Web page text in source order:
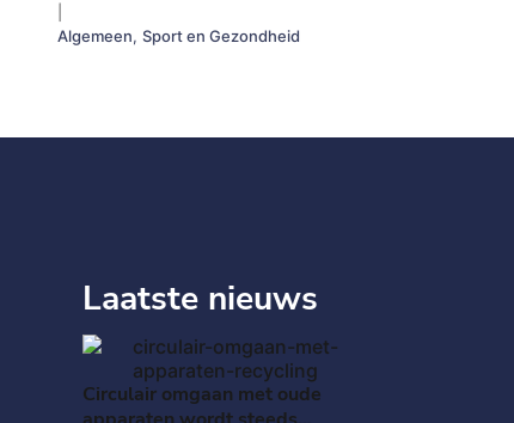
Algemeen, Sport en Gezondheid
Laatste nieuws
Circulair omgaan met oude